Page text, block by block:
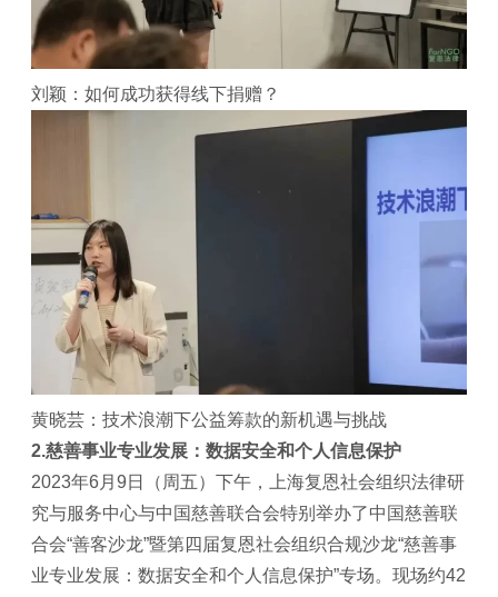
刘颖：如何成功获得线下捐赠？
黄晓芸：技术浪潮下公益筹款的新机遇与挑战
2.慈善事业专业发展： 数据安全和个人信息保护
2023年6月9日（周五）下午，上海复恩社会组织法律研
究与服务中心与中国慈善联合会特别举办了中国慈善联
合会“善客沙龙”暨第四届复恩社会组织合规沙龙“慈善事
业专业发展：数据安全和个人信息保护”专场。现场约42